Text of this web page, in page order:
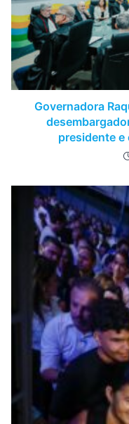
Governadora
presidente e